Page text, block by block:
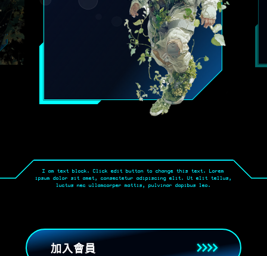
I am text block. Click edit button to change this text. Lorem
ipsum dolor sit amet, consectetur adipiscing elit. Ut elit tellus,
luctus nec ullamcorper mattis, pulvinar dapibus leo.
加入會員